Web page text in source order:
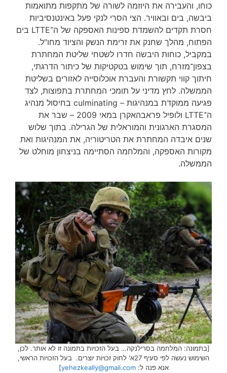
כוחו, והעבירה את היוזמה לשורה של מתקפות מתואמות
ביבשה, בים ובאוויר. הצי הסרי לנקי פעל באינטנסיביות
חסרת תקדים להשמדת ספינות האספקה של ה־LTTE בים
הפתוח, מהלך שחנק את זרימת הנשק והציוד מחו"ל.
במקביל, כוחות היבשה חדרו לשטחי שליטת המחתרת
בצפון־מזרח, תוך שימוש בטקטיקות של כיתור הדרגתי,
חיתוך קווי תקשורת והעברת אוכלוסייה לאזורים בשליטת
הממשלה. לחץ מדיני על תומכי המחתרת בתפוצות, לצד
פגיעה ממוקדת במנהיגות – culminating בחיסול מנהיג
ה־LTTE ולופיל פראבהאקרן במאי 2009 – שבר את
המסגרת הארגונית והמוראלית של הגרילה. בתוך שלוש
שנים איבדה המחתרת את הטריטוריה, את המנהיגות ואת
מקורות האספקה, והמלחמה הסתיימה בניצחון מוחלט של
הממשלה.
[בתמונה: המלחמה בסרילנקה… בעל הזכויות בתמונה זו לא אותר. לכן,
השימוש נעשה לפי סעיף 27א' לחוק זכויות יוצרים. בעל הזכויות הראשי,
אנא פנה ל:yehezkeally@gmail.com
]